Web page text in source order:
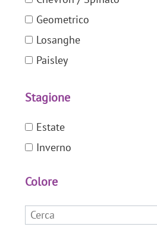
Maschere / Cosplay
Pantalone / Gonna /
e ampi
Pantalone / Gonna /
Soprabito / Spolverino
Geometrico
Losanghe
Paisley
Quadri
Rete
Righe
Stagione
Estate
Inverno
Colore